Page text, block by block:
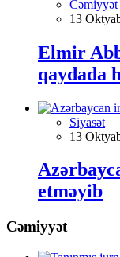
Cəmiyyət
13
Elmir
qaydada
Siyasət
13
etməyib
Cəmiyyət